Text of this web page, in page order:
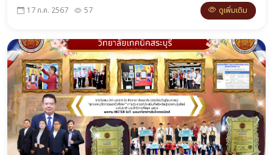
17 ก.ค. 2567 57 ดูเพิ่มเติม